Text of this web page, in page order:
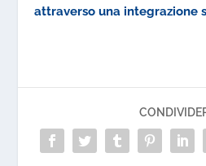
attraverso una integrazione